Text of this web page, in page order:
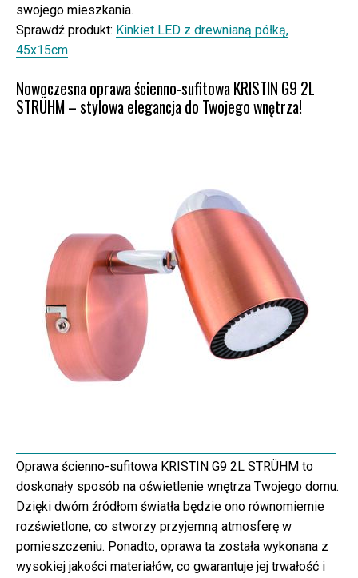
swojego mieszkania.
Sprawdź produkt: Kinkiet LED z drewnianą półką,
45x15cm
Nowoczesna oprawa ścienno-sufitowa KRISTIN G9 2L
STRÜHM – stylowa elegancja do Twojego wnętrza!
Oprawa ścienno-sufitowa KRISTIN G9 2L STRÜHM to
doskonały sposób na oświetlenie wnętrza Twojego domu.
Dzięki dwóm źródłom światła będzie ono równomiernie
rozświetlone, co stworzy przyjemną atmosferę w
pomieszczeniu. Ponadto, oprawa ta została wykonana z
wysokiej jakości materiałów, co gwarantuje jej trwałość i